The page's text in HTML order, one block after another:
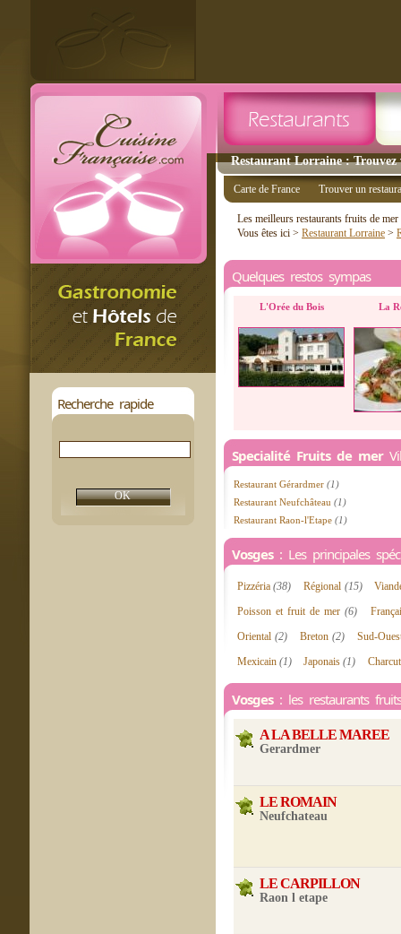
Restaurant Lorraine :
Recherche rapide
Carte de France Trouver un
Les meilleurs restaurants fruits de
Vous êtes ici > Restaurant Lorraine >
Quelques restos sympas
L'Orée du Bois La
Specialité Fruits de mer
Restaurant Gérardmer (1)
Restaurant Neufchâteau (1)
Restaurant Raon-l'Etape (1)
Vosges: Les principales
Pizzéria(38) Régional (15)
Poisson et fruit de mer (6)
Oriental (2) Breton(2)
Sud-
Mexicain (1) Japonais(1)
Vosges: les restaurants
A LA BELLE MAREE
Gerardmer
LE ROMAIN
Neufchateau
LE CARPILLON
Raon l etape